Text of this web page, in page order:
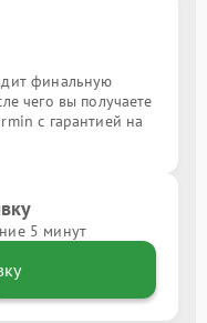
финальную
чего вы получаете
с гарантией на
5 минут